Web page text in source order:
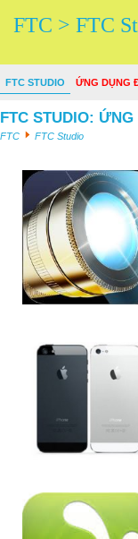
FTC > FTC
FTC STUDIO ỨNG DỤNG
FTC STUDIO:
FTC FTC Studio